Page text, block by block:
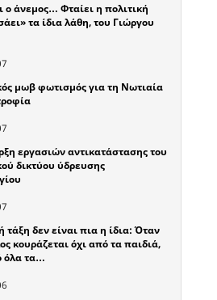
ο άνεμος… Φταίει η πολιτική
τα ίδια λάθη, του Γιώργου
μωβ φωτισμός για τη Νωτιαία
εργασιών αντικατάστασης του
δικτύου ύδρευσης
τάξη δεν είναι πια η ίδια: Όταν
κουράζεται όχι από τα παιδιά,
όλα τα…